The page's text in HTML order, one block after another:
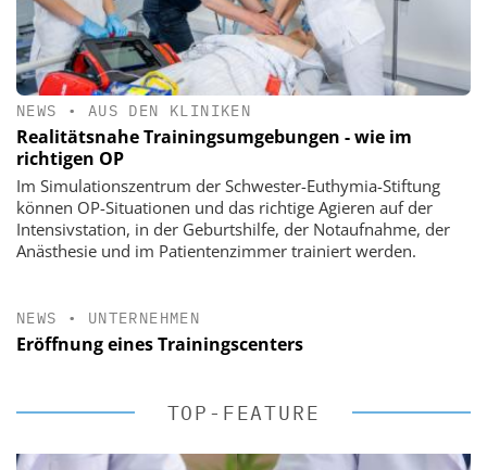
NEWS • AUS DEN KLINIKEN
Realitätsnahe Trainingsumgebungen - wie im
richtigen OP
Im Simulationszentrum der Schwester-Euthymia-Stiftung
können OP-Situationen und das richtige Agieren auf der
Intensivstation, in der Geburtshilfe, der Notaufnahme, der
Anästhesie und im Patientenzimmer trainiert werden.
NEWS • UNTERNEHMEN
Eröffnung eines Trainingscenters
TOP-FEATURE